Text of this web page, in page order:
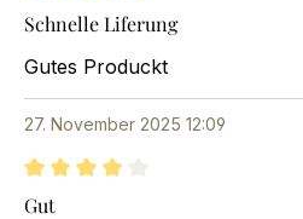
Bewertung mit 5 von 5 Sternen
Schnelle Liferung
Gutes Produckt
27. November 2025 12:09
Bewertung mit 4 von 5 Sternen
Gut